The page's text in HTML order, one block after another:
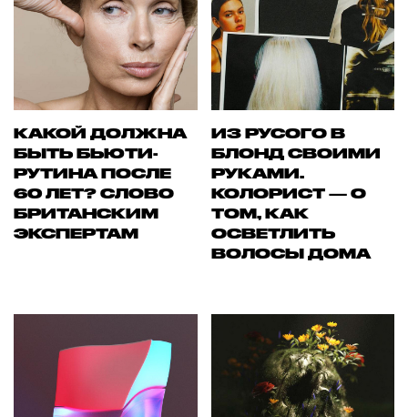
КАКОЙ ДОЛЖНА
БЫТЬ БЬЮТИ-
РУТИНА ПОСЛЕ
60 ЛЕТ? СЛОВО
БРИТАНСКИМ
ЭКСПЕРТАМ
ИЗ РУСОГО В
БЛОНД СВОИМИ
РУКАМИ.
КОЛОРИСТ — О
ТОМ, КАК
ОСВЕТЛИТЬ
ВОЛОСЫ ДОМА